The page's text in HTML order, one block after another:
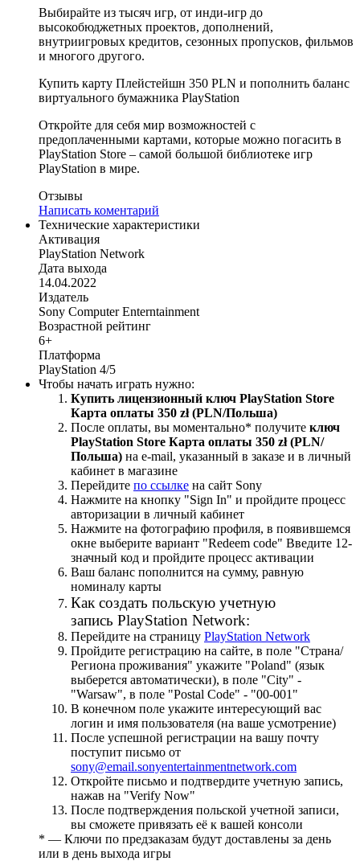
Выбирайте из тысяч игр, от инди-игр до
высокобюджетных проектов, дополнений,
внутриигровых кредитов, сезонных пропусков, фильмов
и многого другого.
Купить карту Плейстейшн 350 PLN и пополнить баланс
виртуального бумажника PlayStation
Откройте для себя мир возможностей с
предоплаченными картами, которые можно погасить в
PlayStation Store – самой большой библиотеке игр
PlayStation в мире.
Отзывы
Написать коментарий
Технические характеристики
Активация
PlayStation Network
Дата выхода
14.04.2022
Издатель
Sony Computer Enterntainment
Возрастной рейтинг
6+
Платформа
PlayStation 4/5
Чтобы начать играть нужно:
Купить лицензионный ключ PlayStation Store
Карта оплаты 350 zł (PLN/Польша)
После оплаты, вы моментально* получите ключ
PlayStation Store Карта оплаты 350 zł (PLN/
Польша) на е-mail, указанный в заказе и в личный
кабинет в магазине
Перейдите по ссылке на сайт Sony
Нажмите на кнопку "Sign In" и пройдите процесс
авторизации в личный кабинет
Нажмите на фотографию профиля, в появившемся
окне выберите вариант "Redeem code" Введите 12-
значный код и пройдите процесс активации
Ваш баланс пополнится на сумму, равную
номиналу карты
Как создать польскую учетную
запись PlayStation Network:
Перейдите на страницу PlayStation Network
Пройдите регистрацию на сайте, в поле "Страна/
Региона проживания" укажите "Poland" (язык
выберется автоматически), в поле "City" -
"Warsaw", в поле "Postal Code" - "00-001"
В конечном поле укажите интересующий вас
логин и имя пользователя (на ваше усмотрение)
После успешной регистрации на вашу почту
поступит письмо от
sony@email.sonyentertainmentnetwork.com
Откройте письмо и подтвердите учетную запись,
нажав на "Verify Now"
После подтверждения польской учетной записи,
вы сможете привязать её к вашей консоли
* — Ключи по предзаказам будут доставлены за день
или в день выхода игры